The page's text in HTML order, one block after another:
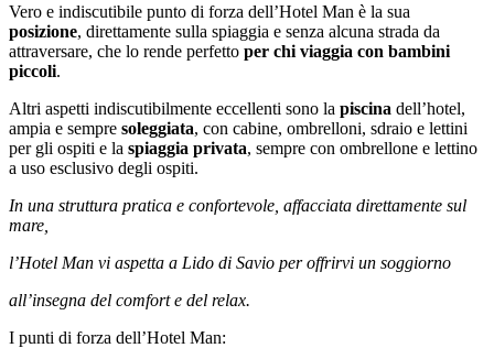
Vero e indiscutibile punto di forza dell’Hotel Man è la sua
posizione, direttamente sulla spiaggia e senza alcuna strada da
attraversare, che lo rende perfetto per chi viaggia con bambini
piccoli.
Altri aspetti indiscutibilmente eccellenti sono la piscina dell’hotel,
ampia e sempre soleggiata, con cabine, ombrelloni, sdraio e lettini
per gli ospiti e la spiaggia privata, sempre con ombrellone e lettino
a uso esclusivo degli ospiti.
In una struttura pratica e confortevole, affacciata direttamente sul
mare,
l’Hotel Man vi aspetta a Lido di Savio per offrirvi un soggiorno
all’insegna del comfort e del relax.
I punti di forza dell’Hotel Man: